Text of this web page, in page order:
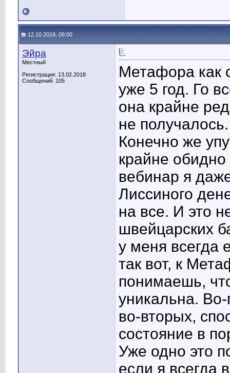
12.10.2018, 08:00
Эйра
Местный
Регистрация: 13.02.2018
Сообщений: 105
Метафора как
уже 5 год. Го
она крайне
не
Конечно же
крайне обидно
вебинар я
Лиссиного
на все. И это
швейцарских
у меня всегда
так вот, к
понимаешь,
уникальна.
во-вторых,
состояние в
Уже одно это
если я всегда